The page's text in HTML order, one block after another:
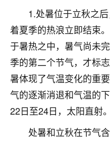
1.处暑位于立秋之
着夏季的热浪立即结束
于暑热之中，暑气尚未
季的第二个节气，才标
暑体现了气温变化的重
气的逐渐消退和气温的
22日至24日，太阳直射。
处暑和立秋在节气
我身体不太好，总是
问题，反正就是不舒
题，后来无意中看到
之后，心情豁然开朗
果问题。今年以来，
了，老师说境随心转
鹿森：是的，其实
触，首先就是心
不由人！
1天前 来自四川